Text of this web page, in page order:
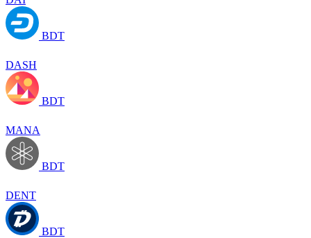
BDT
DASH
BDT
MANA
BDT
DENT
BDT